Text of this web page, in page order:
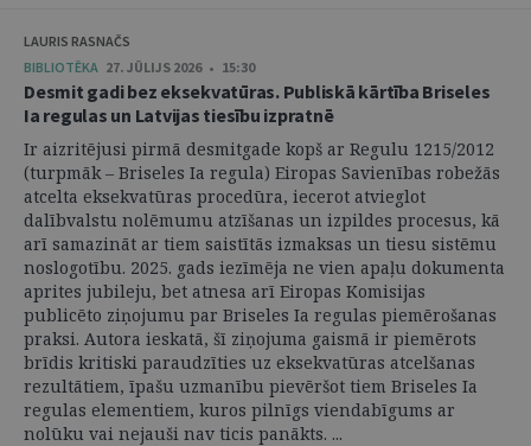
LAURIS RASNAČS
BIBLIOTĒKA 27. JŪLIJS 2026 • 15:30
Desmit gadi bez eksekvatūras. Publiskā kārtība Briseles
Ia regulas un Latvijas tiesību izpratnē
Ir aizritējusi pirmā desmitgade kopš ar Regulu 1215/2012
(turpmāk – Briseles Ia regula) Eiropas Savienības robežās
atcelta eksekvatūras procedūra, iecerot atvieglot
dalībvalstu nolēmumu atzīšanas un izpildes procesus, kā
arī samazināt ar tiem saistītās izmaksas un tiesu sistēmu
noslogotību. 2025. gads iezīmēja ne vien apaļu dokumenta
aprites jubileju, bet atnesa arī Eiropas Komisijas
publicēto ziņojumu par Briseles Ia regulas piemērošanas
praksi. Autora ieskatā, šī ziņojuma gaismā ir piemērots
brīdis kritiski paraudzīties uz eksekvatūras atcelšanas
rezultātiem, īpašu uzmanību pievēršot tiem Briseles Ia
regulas elementiem, kuros pilnīgs viendabīgums ar
nolūku vai nejauši nav ticis panākts. ...